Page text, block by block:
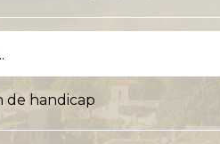
de handicap